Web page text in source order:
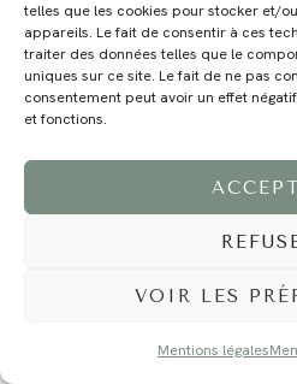
telles que les cookies pour stocker et/
appareils. Le fait de consentir à ces
traiter des données telles que le
uniques sur ce site. Le fait de ne pas
consentement peut avoir un effet
et fonctions.
VOIR LES
Mentions légales
MAGALI PRESTATIONS YOGA
©2024 EI Magali Selvi - Photographe Famille et